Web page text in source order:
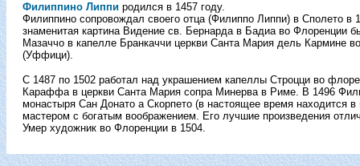
Филиппино Липпи родился в 1457 году.
Филиппино сопровождал своего отца (Филиппо Липпи) в Сполето
знаменитая картина Видение св. Бернарда в Бадиа во
Мазаччо в капелле Бранкаччи церкви Санта Мария дель Кармине
(Уффици).
С 1487 по 1502 работал над украшением капеллы Строцци во
Караффа в церкви Санта Мария сопра Минерва в Риме. В 1496
монастыря Сан Донато а Скорпето (в настоящее время находится
мастером с богатым воображением. Его лучшие произведения
Умер художник во Флоренции в 1504.